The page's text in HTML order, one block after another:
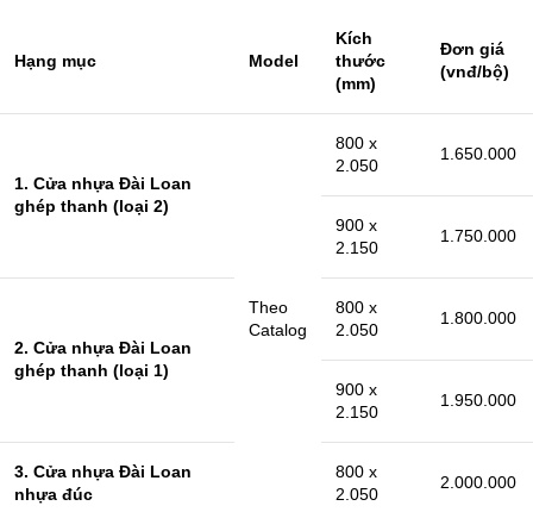
Hạng mục Model
Kích
thước
(mm)
Đơn giá
(vnđ/bộ)
1. Cửa nhựa Đài Loan
ghép thanh (loại 2)
Theo
Catalog
800 x
2.050
1.650.000
900 x
2.150
1.750.000
2. Cửa nhựa Đài Loan
ghép thanh (loại 1)
800 x
2.050
1.800.000
900 x
2.150
1.950.000
3. Cửa nhựa Đài Loan
nhựa đúc
800 x
2.050
2.000.000